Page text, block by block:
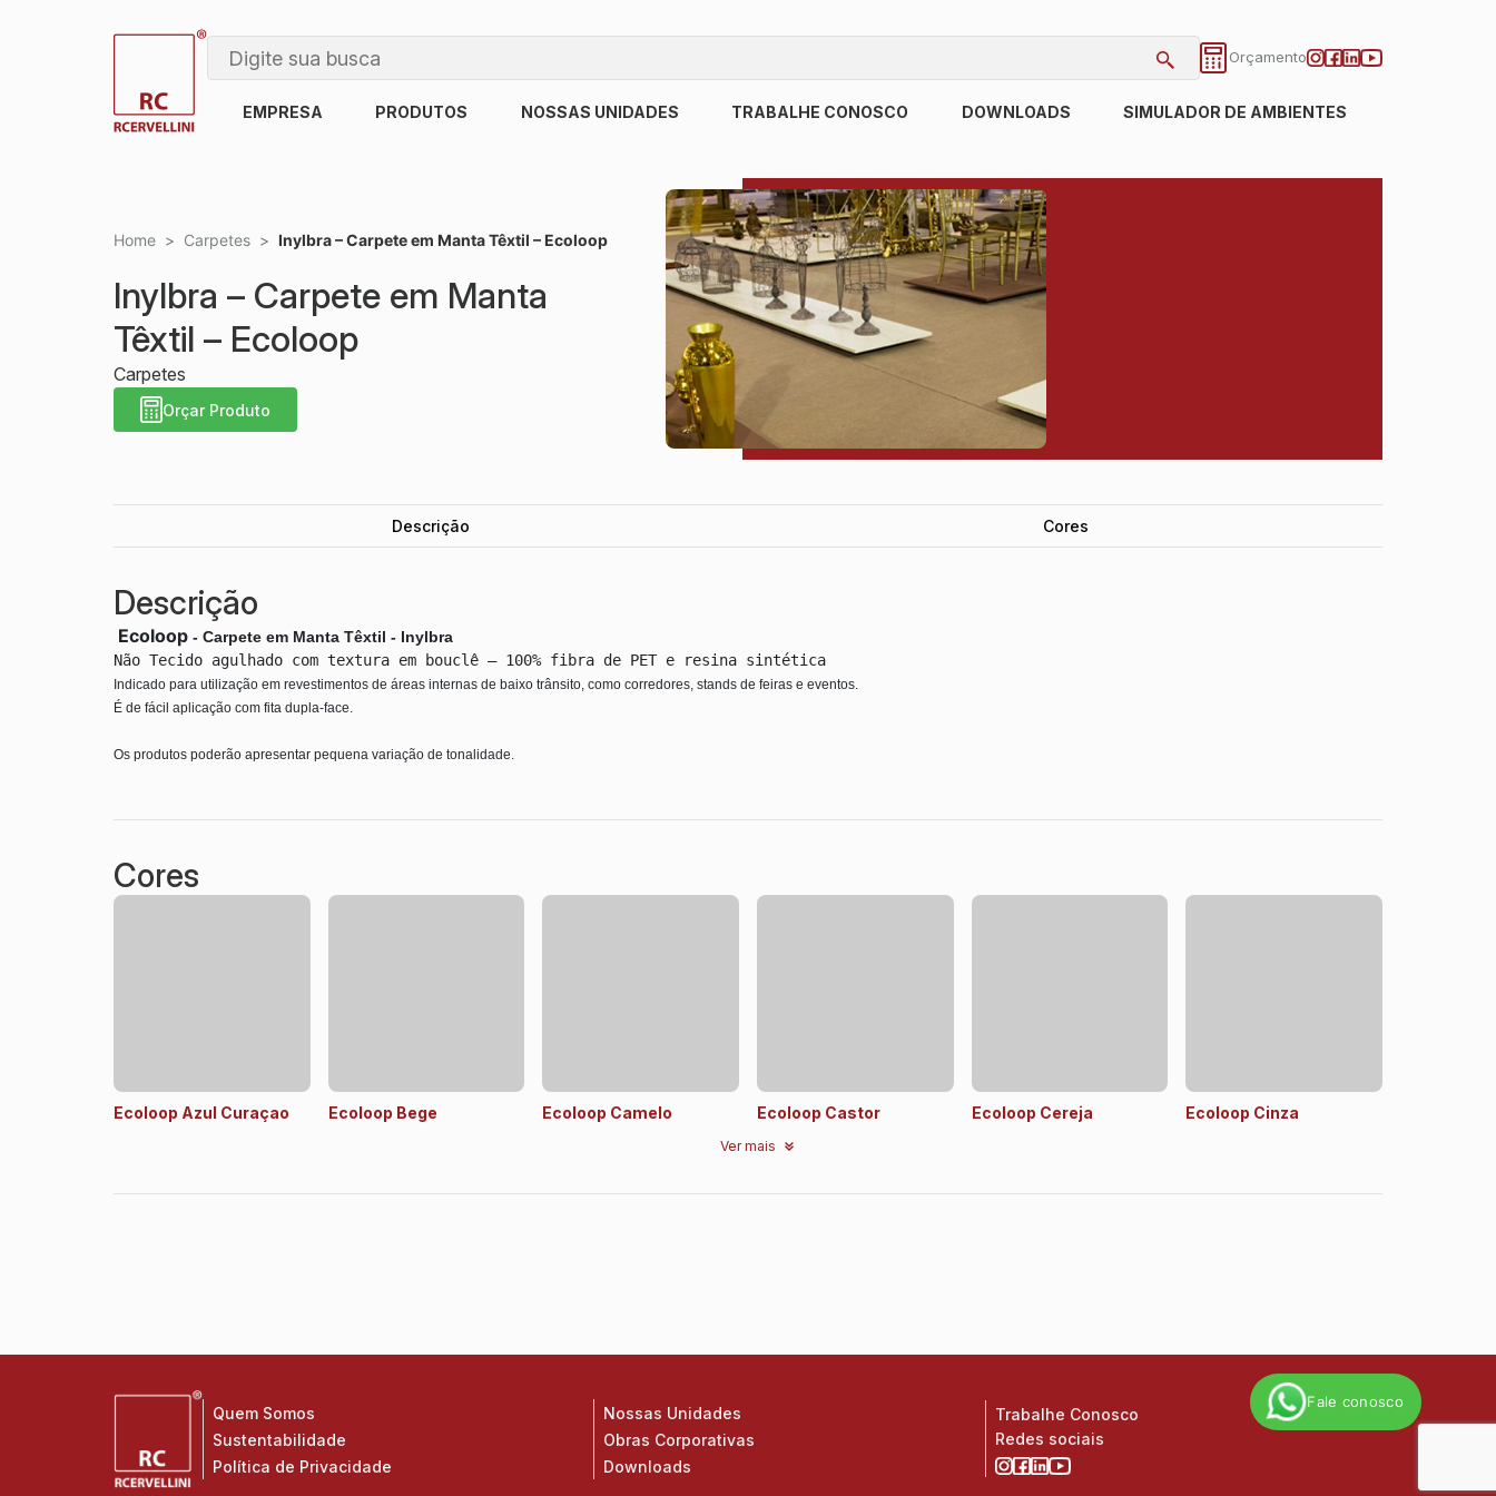
Orçamento
EMPRESA PRODUTOS NOSSAS UNIDADES TRABALHE CONOSCO DOWNLOADS SIMULADOR DE AMBIENTES
Fale conosco
Home > Carpetes > Inylbra – Carpete em Manta Têxtil – Ecoloop
Inylbra – Carpete em Manta
Têxtil – Ecoloop
Carpetes
Orçar Produto
Descrição Cores
Descrição
Ecoloop - Carpete em Manta Têxtil - Inylbra
Indicado para utilização em revestimentos de áreas internas de baixo trânsito, como corredores, stands de feiras e eventos.
Os produtos poderão apresentar pequena variação de tonalidade.
Cores
Ecoloop Azul Curaçao Ecoloop Bege Ecoloop Camelo Ecoloop Castor Ecoloop Cereja Ecoloop Cinza
Ver mais
Quem Somos
Sustentabilidade
Política de Privacidade
Nossas Unidades
Obras Corporativas
Downloads
Trabalhe Conosco
Redes sociais